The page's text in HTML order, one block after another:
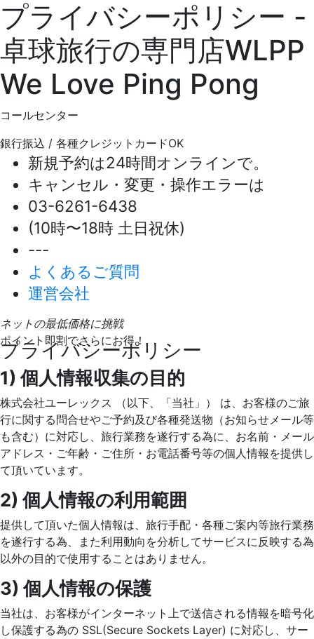
プライバシーポリシー -
卓球旅行の専門店WLPP
We Love Ping Pong
コールセンター
銀行振込 / 各種クレジットカードOK
新規予約は24時間オンラインで。
キャンセル・変更・操作エラーは
03-6261-6438
(10時〜18時 土日祝休)
---
よくあるご質問
運営会社
ネットの最低価格に挑戦
ポイント即割でさらにお得！
プライバシーポリシー
1) 個人情報収集の目的
株式会社ユーレックス （以下、「当社」） は、お客様のご旅
行に関する問合せやご予約及び各種発送物（お知らせメール等
も含む）に対応し、旅行業務を遂行する為に、お名前・メール
アドレス・ご年齢・ご住所・お電話番号等の個人情報を提供し
て頂いています。
2) 個人情報の利用範囲
提供して頂いた個人情報は、旅行手配・各種ご案内等旅行業務
を遂行する為、また利用動向を分析してサービスに反映する為
以外の目的で使用することはありません。
3) 個人情報の保護
当社は、お客様がインターネット上で送信される情報を暗号化
し保護する為の SSL(Secure Sockets Layer) に対応し、サー